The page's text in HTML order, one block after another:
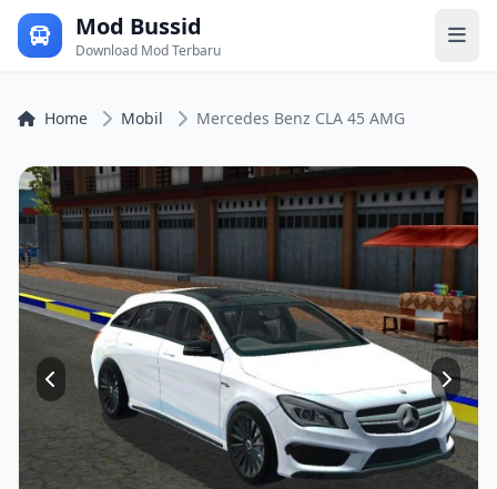
Mod Bussid
Download Mod Terbaru
Home Mobil Mercedes Benz CLA 45 AMG